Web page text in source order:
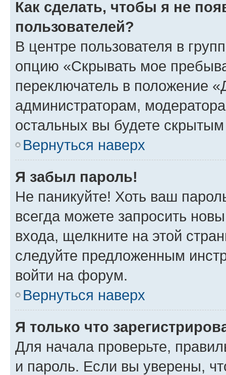
Как сделать, чтобы я не
пользователей?
В центре пользователя в
опцию «Скрывать мое
переключатель в положение
администраторам,
остальных вы будете
Вернуться наверх
Я забыл пароль!
Не паникуйте! Хоть ваш
всегда можете запросить
входа, щелкните на этой
следуйте предложенным
войти на форум.
Вернуться наверх
Я только что
Для начала проверьте,
и пароль. Если вы уверены,